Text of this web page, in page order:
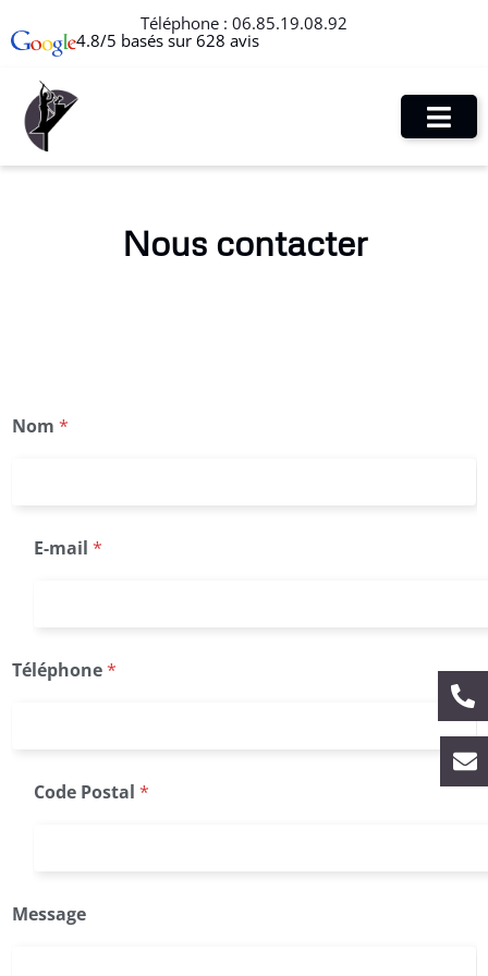
Téléphone : 06.85.19.08.92
4.8/5 basés sur 628 avis
Nous contacter
Nom *
E-mail *
Téléphone*
Code Postal *
Message